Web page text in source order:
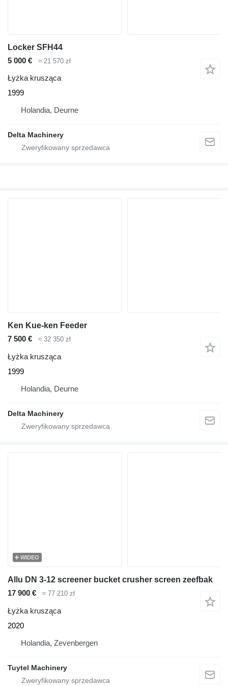
Locker SFH44
5 000 €
≈ 21 570 zł
Łyżka krusząca
1999
Holandia, Deurne
Delta Machinery
Ken Kue-ken Feeder
7 500 €
≈ 32 350 zł
Łyżka krusząca
1999
Holandia, Deurne
Delta Machinery
WIDEO
Allu DN 3-12 screener bucket crusher screen zeefbak
17 900 €
≈ 77 210 zł
Łyżka krusząca
2020
Holandia, Zevenbergen
Tuytel Machinery